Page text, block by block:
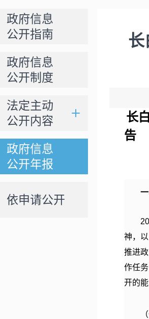
政府信息
公开指南
政府信息
公开制度
法定主动
公开内容
政府信息
公开年报
依申请公开
长
长
告
神，
推进
作任
开的能